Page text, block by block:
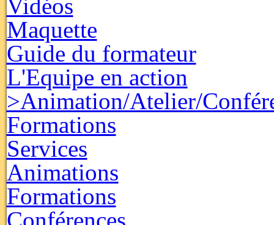
Vidéos
Maquette
Guide du formateur
L'Equipe en action
>Animation/Atelier/
Formations
Services
Animations
Formations
Conférences